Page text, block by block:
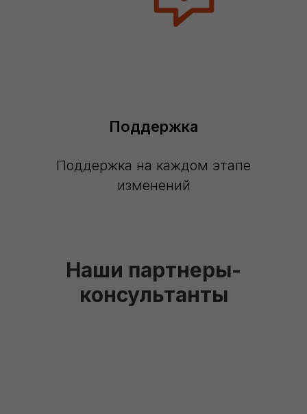
Поддержка
Поддержка на каждом этапе
изменений
Наши партнеры-
консультанты